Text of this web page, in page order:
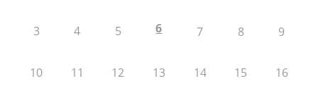
3 4 5 6 7 8 9
10 11 12 13 14 15 16